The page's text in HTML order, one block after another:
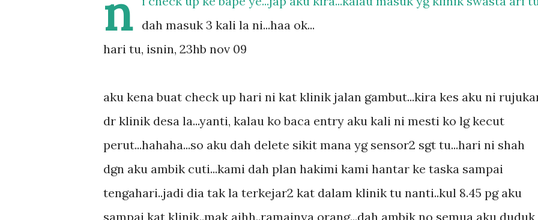
n
dah masuk 3 kali la ni...haa ok...
hari tu, isnin, 23hb nov 09
aku kena buat check up hari ni kat klinik jalan gambut...kira kes aku ni
dr klinik desa la...yanti, kalau ko baca entry aku kali ni mesti ko lg kecut
perut...hahaha...so aku dah delete sikit mana yg sensor2 sgt tu...hari ni shah
dgn aku ambik cuti...kami dah plan hakimi kami hantar ke taska sampai
tengahari..jadi dia tak la terkejar2 kat dalam klinik tu nanti..kul 8.45 pg aku
sampai kat klinik..mak aihh..ramainya orang...dah ambik no semua aku duduk